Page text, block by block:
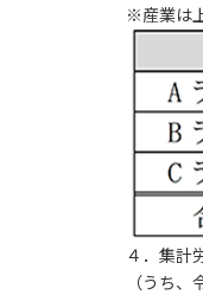
※産業は
４．集計
（うち